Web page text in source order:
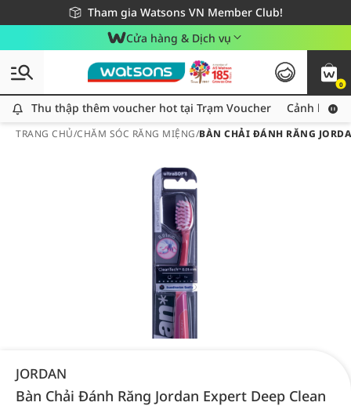
Tham gia Watsons VN Member Club!
Miễn phí giao hàng cho đơn hàng từ 249,000Đ
Giao hàng nhanh 24h - Áp dụng khu vực TP. Hồ Chí Minh
Cửa hàng & Dịch vụ
0
Thu thập thêm voucher hot tại Trạm Voucher
Thu thập thêm voucher hot tại Trạm Voucher Cảnh báo
TRANG CHỦ/CHĂM SÓC RĂNG MIỆNG/BÀN CHẢI ĐÁNH RĂNG
JORDAN
Bàn Chải Đánh Răng Jordan Expert Deep Clean